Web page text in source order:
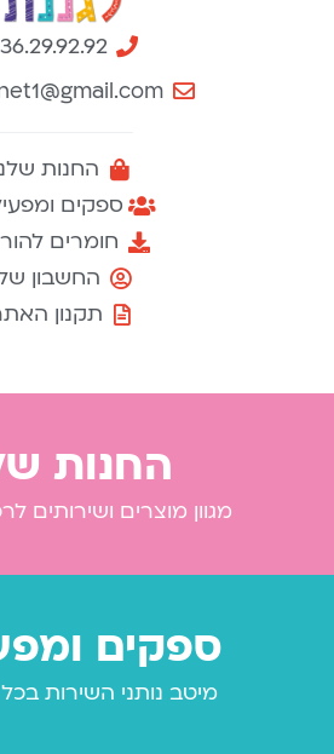
החנות
ספקים
חומרים
החשבון
תקנון
החנות
מגוון מוצרים ושירותים
ספקים
מיטב נותני השירות